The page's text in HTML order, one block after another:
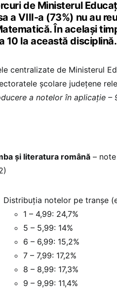
de Ministerul
a VIII-a (73%) nu au
În același
10 la această disciplină.
centralizate de Ministerul
școlare județene
a notelor în aplicație –
și literatura română –
Distribuția notelor pe tranșe
1 – 4,99: 24,7%
5 – 5,99: 14%
6 – 6,99: 15,2%
7 – 7,99: 17,2%
8 – 8,99: 17,3%
9 – 9,99: 11,4%